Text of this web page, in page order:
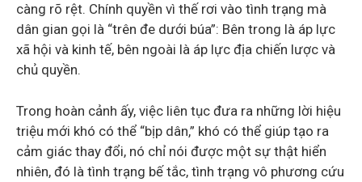
càng rõ rệt. Chính quyền vì thế rơi vào tình trạng mà
dân gian gọi là “trên đe dưới búa”: Bên trong là áp lực
xã hội và kinh tế, bên ngoài là áp lực địa chiến lược và
chủ quyền.
Trong hoàn cảnh ấy, việc liên tục đưa ra những lời hiệu
triệu mới khó có thể “bịp dân,” khó có thể giúp tạo ra
cảm giác thay đổi, nó chỉ nói được một sự thật hiển
nhiên, đó là tình trạng bế tắc, tình trạng vô phương cứu